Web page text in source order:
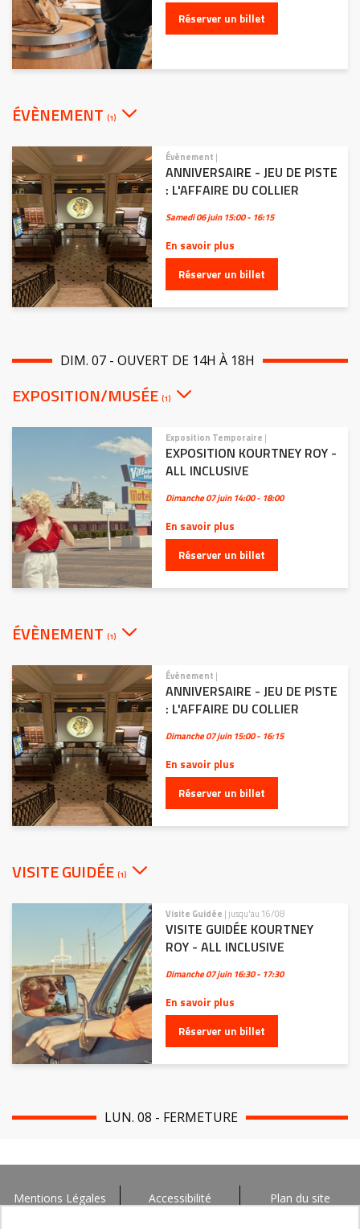
Réserver un billet
ÉVÈNEMENT (1)
Évènement |
ANNIVERSAIRE - JEU DE PISTE
: L'AFFAIRE DU COLLIER
Samedi 06 juin15:00 - 16:15
En savoir plus
Réserver un billet
DIM. 07 - OUVERT DE 14H À 18H
EXPOSITION/MUSÉE (1)
Exposition Temporaire |
EXPOSITION KOURTNEY ROY -
ALL INCLUSIVE
Dimanche 07 juin14:00 - 18:00
En savoir plus
Réserver un billet
ÉVÈNEMENT (1)
Évènement |
ANNIVERSAIRE - JEU DE PISTE
: L'AFFAIRE DU COLLIER
Dimanche 07 juin15:00 - 16:15
En savoir plus
Réserver un billet
VISITE GUIDÉE (1)
Visite Guidée | jusqu'au 16/08
VISITE GUIDÉE KOURTNEY
ROY - ALL INCLUSIVE
Dimanche 07 juin16:30 - 17:30
En savoir plus
Réserver un billet
LUN. 08 - FERMETURE
Mentions Légales Accessibilité Plan du site